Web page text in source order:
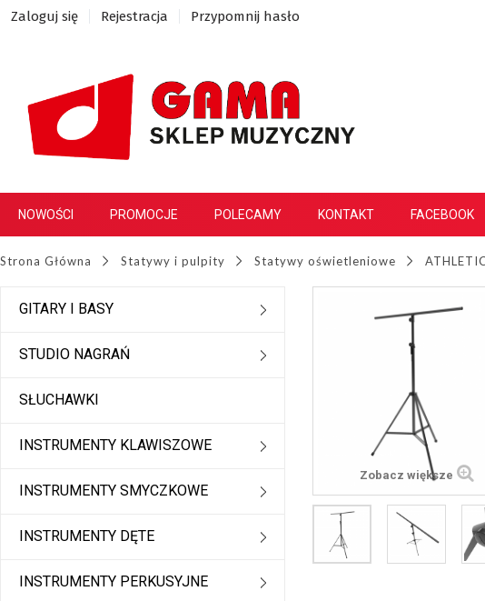
Zaloguj się Rejestracja Przypomnij hasło
NOWOŚCI PROMOCJE POLECAMY KONTAKT FACEBOOK
Strona Główna Statywy i pulpity Statywy oświetleniowe
GITARY I BASY
STUDIO NAGRAŃ
SŁUCHAWKI
INSTRUMENTY KLAWISZOWE
INSTRUMENTY SMYCZKOWE
INSTRUMENTY DĘTE
INSTRUMENTY PERKUSYJNE
Zobacz większe